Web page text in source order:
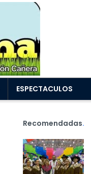
ESPECTACULOS
Recomendadas.